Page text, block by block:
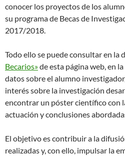
conocer los proyectos de los
su programa de Becas de
2017/2018.
Todo ello se puede consultar en la
Becarios»de esta página web, en
datos sobre el alumno
interés sobre la investigación
encontrar un póster científico con
actuación y conclusiones
El objetivo es contribuir a la
realizadas y, con ello, impulsar la